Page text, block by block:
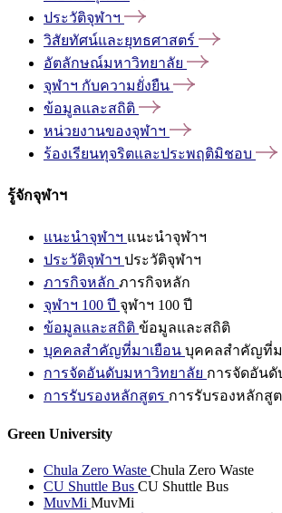
ประวัติจุฬาฯ
วิสัยทัศน์และยุทธศาสตร์
อัตลักษณ์มหาวิทยาลัย
จุฬาฯ กับความยั่งยืน
ข้อมูลและสถิติ
หน่วยงานของจุฬาฯ
ร้องเรียนทุจริตและประพฤติมิชอบ
รู้จักจุฬาฯ
แนะนำจุฬาฯ แนะนำจุฬาฯ
ประวัติจุฬาฯ ประวัติจุฬาฯ
ภารกิจหลัก ภารกิจหลัก
จุฬาฯ 100 ปี จุฬาฯ 100 ปี
ข้อมูลและสถิติ ข้อมูลและสถิติ
บุคคลสำคัญที่มาเยือน บุคคลสำคัญที่ม
การจัดอันดับมหาวิทยาลัย การจัดอันดั
การรับรองหลักสูตร การรับรองหลักสู
Green University
Chula Zero Waste Chula Zero Waste
CU Shuttle Bus CU Shuttle Bus
MuvMi MuvMi